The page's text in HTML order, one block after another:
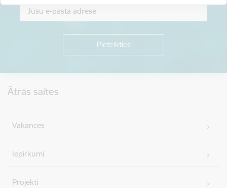
Ātrās saites
Vakances
Iepirkumi
Projekti